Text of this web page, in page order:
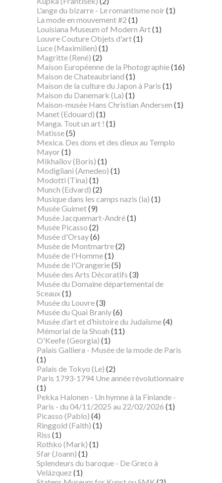
L'ange du bizarre - Le romantisme noir(1)
La mode en mouvement #2 (1)
Louisiana Museum of Modern Art(1)
Louvre Couture Objets d'art(1)
Luce (Maximilien) (1)
Magritte (René) (2)
Maison Européenne de la Photographie(16)
Maison de Chateaubriand (1)
Maison de la culture du Japon à Paris (1)
Maison du Danemark (La) (1)
Maison-musée Hans Christian Andersen (1)
Manet (Edouard) (1)
Manga. Tout un art ! (1)
Matisse(5)
Mexica. Des dons et des dieux au Templo
Mayor(1)
Mikhaïlov (Boris) (1)
Modigliani (Amedeo) (1)
Modotti (Tina) (1)
Munch (Edvard) (2)
Musique dans les camps nazis (la) (1)
Musée Guimet(9)
Musée Jacquemart-André(1)
Musée Picasso (2)
Musée d'Orsay(6)
Musée de Montmartre(2)
Musée de l'Homme(1)
Musée de l'Orangerie(5)
Musée des Arts Décoratifs (3)
Musée du Domaine départemental de
Sceaux(1)
Musée du Louvre(3)
Musée du Quai Branly(6)
Musée d’art et d’histoire du Judaïsme(4)
Mémorial de la Shoah (11)
O'Keefe (Georgia) (1)
Palais Galliera - Musée de la mode de Paris
(1)
Palais de Tokyo (Le) (2)
Paris 1793-1794 Une année révolutionnaire
(1)
Pekka Halonen - Un hymne à la Finlande -
Paris - du 04/11/2025 au 22/02/2026 (1)
Picasso (Pablo) (4)
Ringgold (Faith) (1)
Riss (1)
Rothko (Mark) (1)
Sfar (Joann) (1)
Splendeurs du baroque - De Greco à
Velázquez (1)